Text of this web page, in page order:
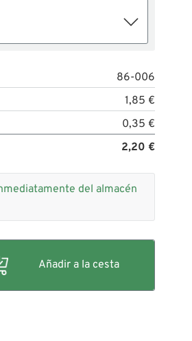
86-006
1,85 €
0,35 €
2,20 €
del almacén